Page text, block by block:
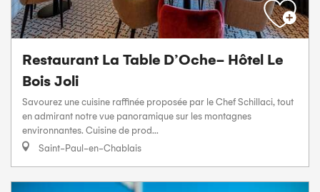
Restaurant La Table D’Oche- Hôtel Le
Bois Joli
Savourez une cuisine raffinée proposée par le Chef Schillaci, tout
en admirant notre vue panoramique sur les montagnes
environnantes. Cuisine de prod...
Saint-Paul-en-Chablais